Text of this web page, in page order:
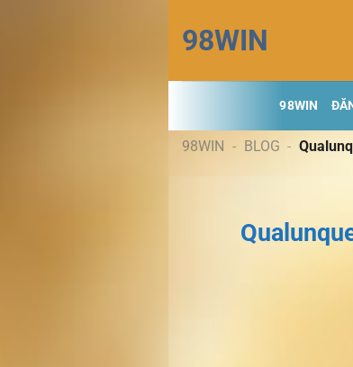
đến
nội
dung
98WIN
98WIN
98WIN - BLOG -